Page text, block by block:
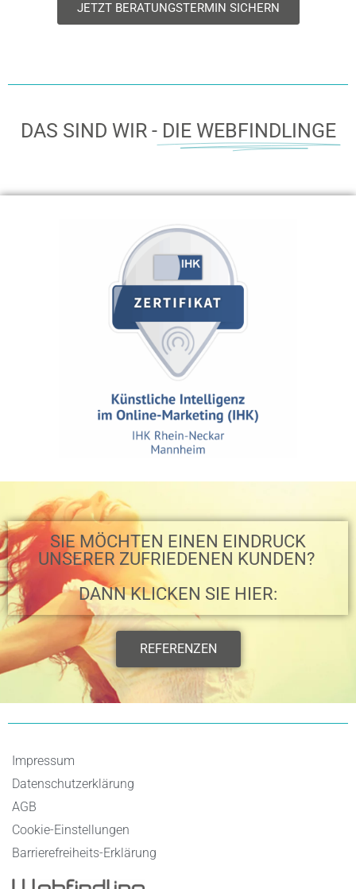
JETZT BERATUNGSTERMIN SICHERN
DAS SIND WIR - DIE WEBFINDLINGE
SIE MÖCHTEN EINEN EINDRUCK
UNSERER ZUFRIEDENEN KUNDEN? ​
DANN KLICKEN SIE HIER:
REFERENZEN
Impressum
Datenschutzerklärung
AGB
Cookie-Einstellungen
Barrierefreiheits-Erklärung